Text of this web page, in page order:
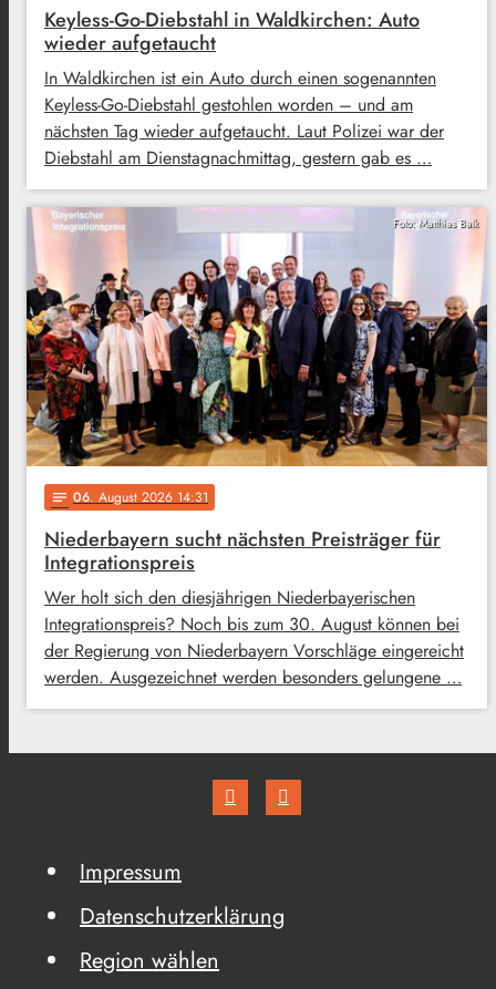
Keyless-Go-Diebstahl in Waldkirchen: Auto
wieder aufgetaucht
In Waldkirchen ist ein Auto durch einen sogenannten
Keyless-Go-Diebstahl gestohlen worden – und am
nächsten Tag wieder aufgetaucht. Laut Polizei war der
Diebstahl am Dienstagnachmittag, gestern gab es …
Foto: Matthias Balk
notes 06. August 2026 14:31
Niederbayern sucht nächsten Preisträger für
Integrationspreis
Wer holt sich den diesjährigen Niederbayerischen
Integrationspreis? Noch bis zum 30. August können bei
der Regierung von Niederbayern Vorschläge eingereicht
werden. Ausgezeichnet werden besonders gelungene …
Impressum
Datenschutzerklärung
Region wählen